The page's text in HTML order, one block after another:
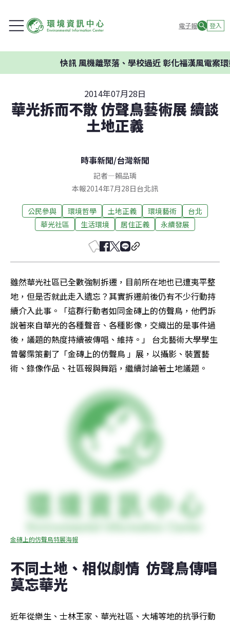
電子報 登入
風機離聚落、學校過近 彰化福漢風電案環委建議
2014年07月28日
華光拆而不散 仿聲鳥藝術展 續談
土地正義
時事新聞/台灣新聞
記者—賴品瑀
本報2014年7月28日台北訊
公民參與 環境哲學 土地正義 環境藝術
台北
華光社區
生活環境 居住正義 永續發展
雖然華光社區已全數強制拆遷，目前所在地也已遭夷平整
地，但是否就此走入遺忘？其實拆遷前後仍有不少行動持
續介入此事。「這群行動者如同金磚上的仿聲鳥，他們訴
說著來自華光的各種聲音、各種影像，交織出的是事件過
後，議題的熱度持續被傳唱、維持。」 台北藝術大學學生
曾馨霈策劃了「金磚上的仿聲鳥 」展，以攝影、裝置藝
術、錄像作品、社區報與舞蹈，繼續討論著土地議題。
金磚上的仿聲鳥特展海報
不同土地、相似劇情  仿聲鳥傳唱
莫忘華光
近年從樂生、士林王家、華光社區、大埔等地的抗爭行動